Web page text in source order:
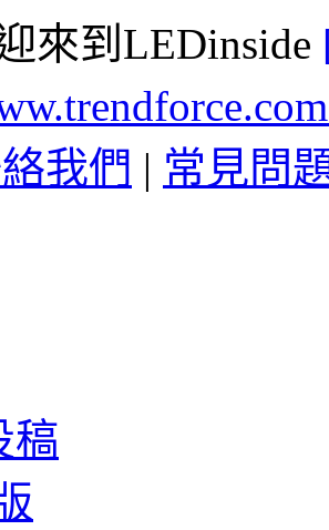
來到LEDinside
我們 | 常見問
稿